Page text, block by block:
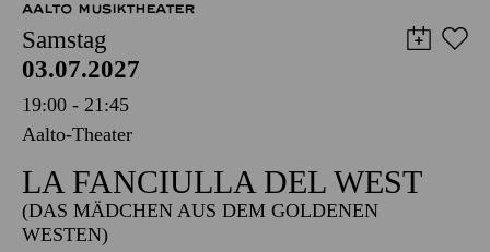
AALTO MUSIKTHEATER
Samstag
03.07.2027
19:00 - 21:45
Aalto-Theater
LA FANCIULLA DEL WEST
(DAS MÄDCHEN AUS DEM GOLDENEN
WESTEN)